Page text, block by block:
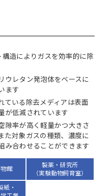
造によりガスを効率的に除
ウレタン発泡体をベースに
ます
ている除去メディアは表面
が低減されています
隙率が高く軽量かつ大きさ
た対象ガスの種類、濃度に
み合わせることができます
館
製薬・研究所
（実験動物飼育室）
紙・